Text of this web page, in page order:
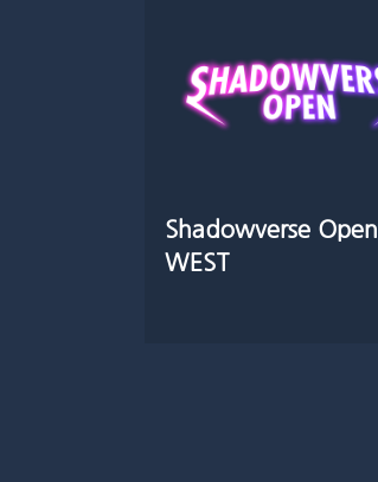
Shadowverse Open
WEST